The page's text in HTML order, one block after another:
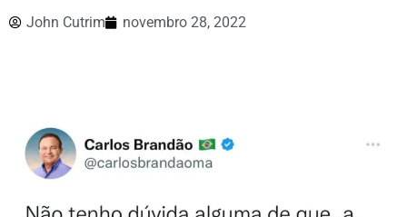
John Cutrim novembro 28, 2022